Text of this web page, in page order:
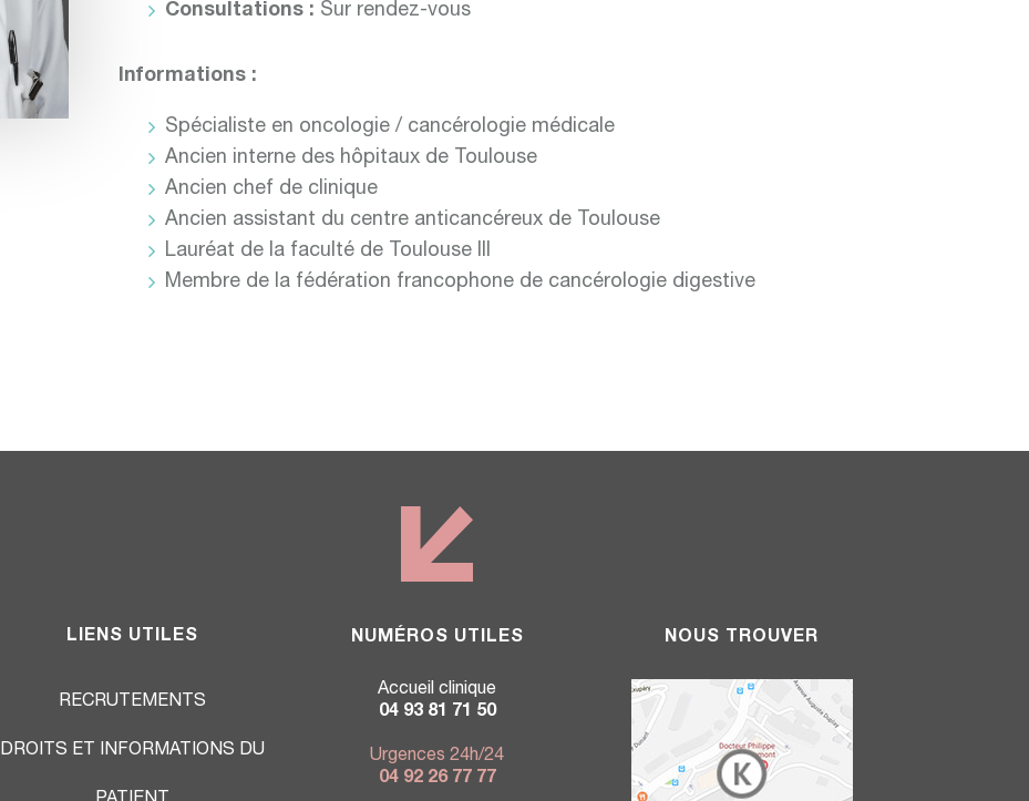
Consultations : Sur rendez-vous
Informations :
Spécialiste en oncologie / cancérologie médicale
Ancien interne des hôpitaux de Toulouse
Ancien chef de clinique
Ancien assistant du centre anticancéreux de Toulouse
Lauréat de la faculté de Toulouse III
Membre de la fédération francophone de cancérologie digestive
LIENS UTILES
RECRUTEMENTS
DROITS ET INFORMATIONS DU
NUMÉROS UTILES
Accueil clinique
04 93 81 71 50
Urgences 24h/24
04 92 26 77 77
NOUS TROUVER